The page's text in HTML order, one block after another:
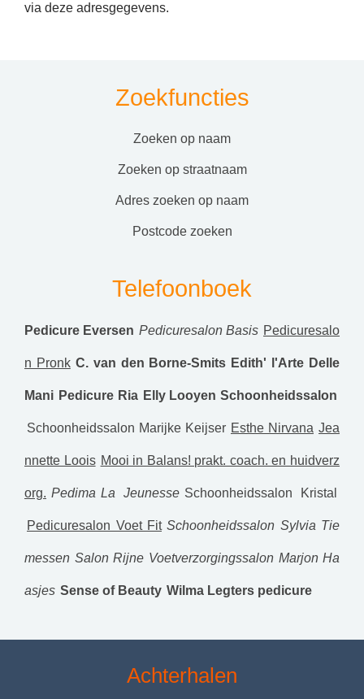
via deze adresgegevens.
Zoekfuncties
zoeken op naam
zoeken op straatnaam
adres zoeken op naam
postcode zoeken
Telefoonboek
Pedicure Eversen Pedicuresalon Basis Pedicuresalo
n Pronk C. van den Borne-Smits Edith' l'Arte Delle
Mani Pedicure Ria Elly Looyen Schoonheidssalon
Schoonheidssalon Marijke Keijser Esthe Nirvana Jea
nnette Loois Mooi in Balans! prakt. coach. en huidverz
org. Pedima La Jeunesse Schoonheidssalon Kristal
Pedicuresalon Voet Fit Schoonheidssalon Sylvia Tie
messen Salon Rijne Voetverzorgingssalon Marjon Ha
asjes Sense of Beauty Wilma Legters pedicure
Achterhalen